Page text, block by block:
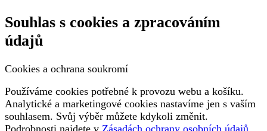
Souhlas s cookies a zpracováním
údajů
Cookies a ochrana soukromí
Používáme cookies potřebné k provozu webu a košíku.
Analytické a marketingové cookies nastavíme jen s vaším
souhlasem. Svůj výběr můžete kdykoli změnit.